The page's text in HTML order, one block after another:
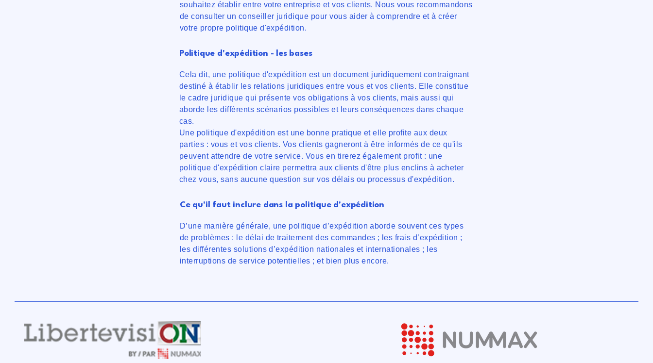
souhaitez établir entre votre entreprise et vos clients. Nous vous recommandons
de consulter un conseiller juridique pour vous aider à comprendre et à créer
votre propre politique d'expédition.
Politique d'expédition - les bases
Cela dit, une politique d'expédition est un document juridiquement contraignant
destiné à établir les relations juridiques entre vous et vos clients. Elle constitue
le cadre juridique qui présente vos obligations à vos clients, mais aussi qui
aborde les différents scénarios possibles et leurs conséquences dans chaque
cas.
Une politique d'expédition est une bonne pratique et elle profite aux deux
parties : vous et vos clients. Vos clients gagneront à être informés de ce qu'ils
peuvent attendre de votre service. Vous en tirerez également profit : une
politique d'expédition claire permettra aux clients d'être plus enclins à acheter
chez vous, sans aucune question sur vos délais ou processus d'expédition.
Ce qu'il faut inclure dans la politique d'expédition
D’une manière générale, une politique d’expédition aborde souvent ces types
de problèmes : le délai de traitement des commandes ; les frais d’expédition ;
les différentes solutions d’expédition nationales et internationales ; les
interruptions de service potentielles ; et bien plus encore.